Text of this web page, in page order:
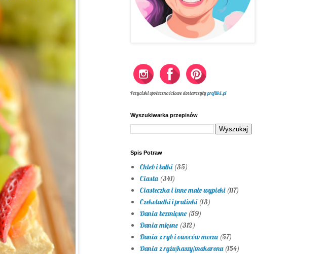
Przyciski społecznościowe dostarczyłyprofilki.pl
Wyszukiwarka przepisów
Spis Potraw
Chleb i bułki (35)
Ciasta (341)
Ciasteczka i inne małe wypieki (117)
Czekoladki i pralinki (13)
Dania bezmięsne (59)
Dania mięsne (312)
Dania z ryb i owoców morza (57)
Dania z ryżu/kaszy/makaronu (154)